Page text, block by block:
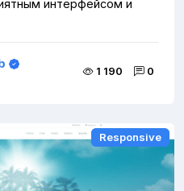
интерфейсом и
1 190 0
Responsive
Responsive